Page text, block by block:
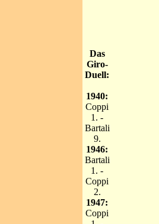
Das
Giro-
Duell:
1940:
Coppi
1. -
Bartali
9.
1946:
Bartali
1. -
Coppi
2.
1947:
Coppi